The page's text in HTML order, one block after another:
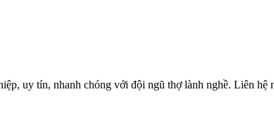
uy tín, nhanh chóng với đội ngũ thợ lành nghề. Liên hệ